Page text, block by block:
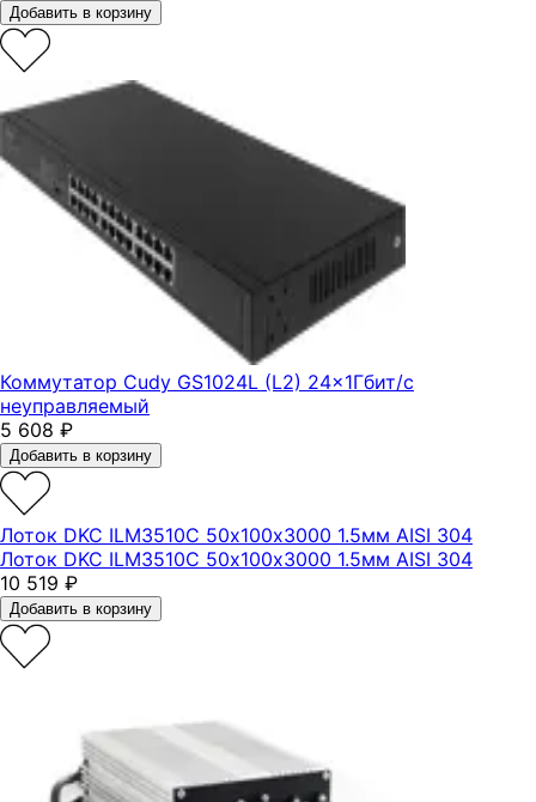
Добавить в корзину
Коммутатор Cudy GS1024L (L2) 24x1Гбит/с
неуправляемый
5 608 ₽
Добавить в корзину
Лоток DKC ILM3510C 50х100х3000 1.5мм AISI 304
Лоток DKC ILM3510C 50х100х3000 1.5мм AISI 304
10 519 ₽
Добавить в корзину